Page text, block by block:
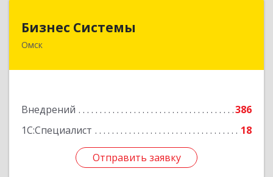
Бизнес Системы
Омск
Внедрений
386
1С:Специалист
18
Отправить заявку
644024, Омская обл, Омск г, Т.К.Щербанева ул,
Отправить заявку